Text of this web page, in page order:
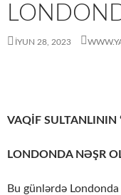
İYUN 28, 2023
VAQİF SULTANLININ
LONDONDA NƏŞR
Bu günlərdə Londonda